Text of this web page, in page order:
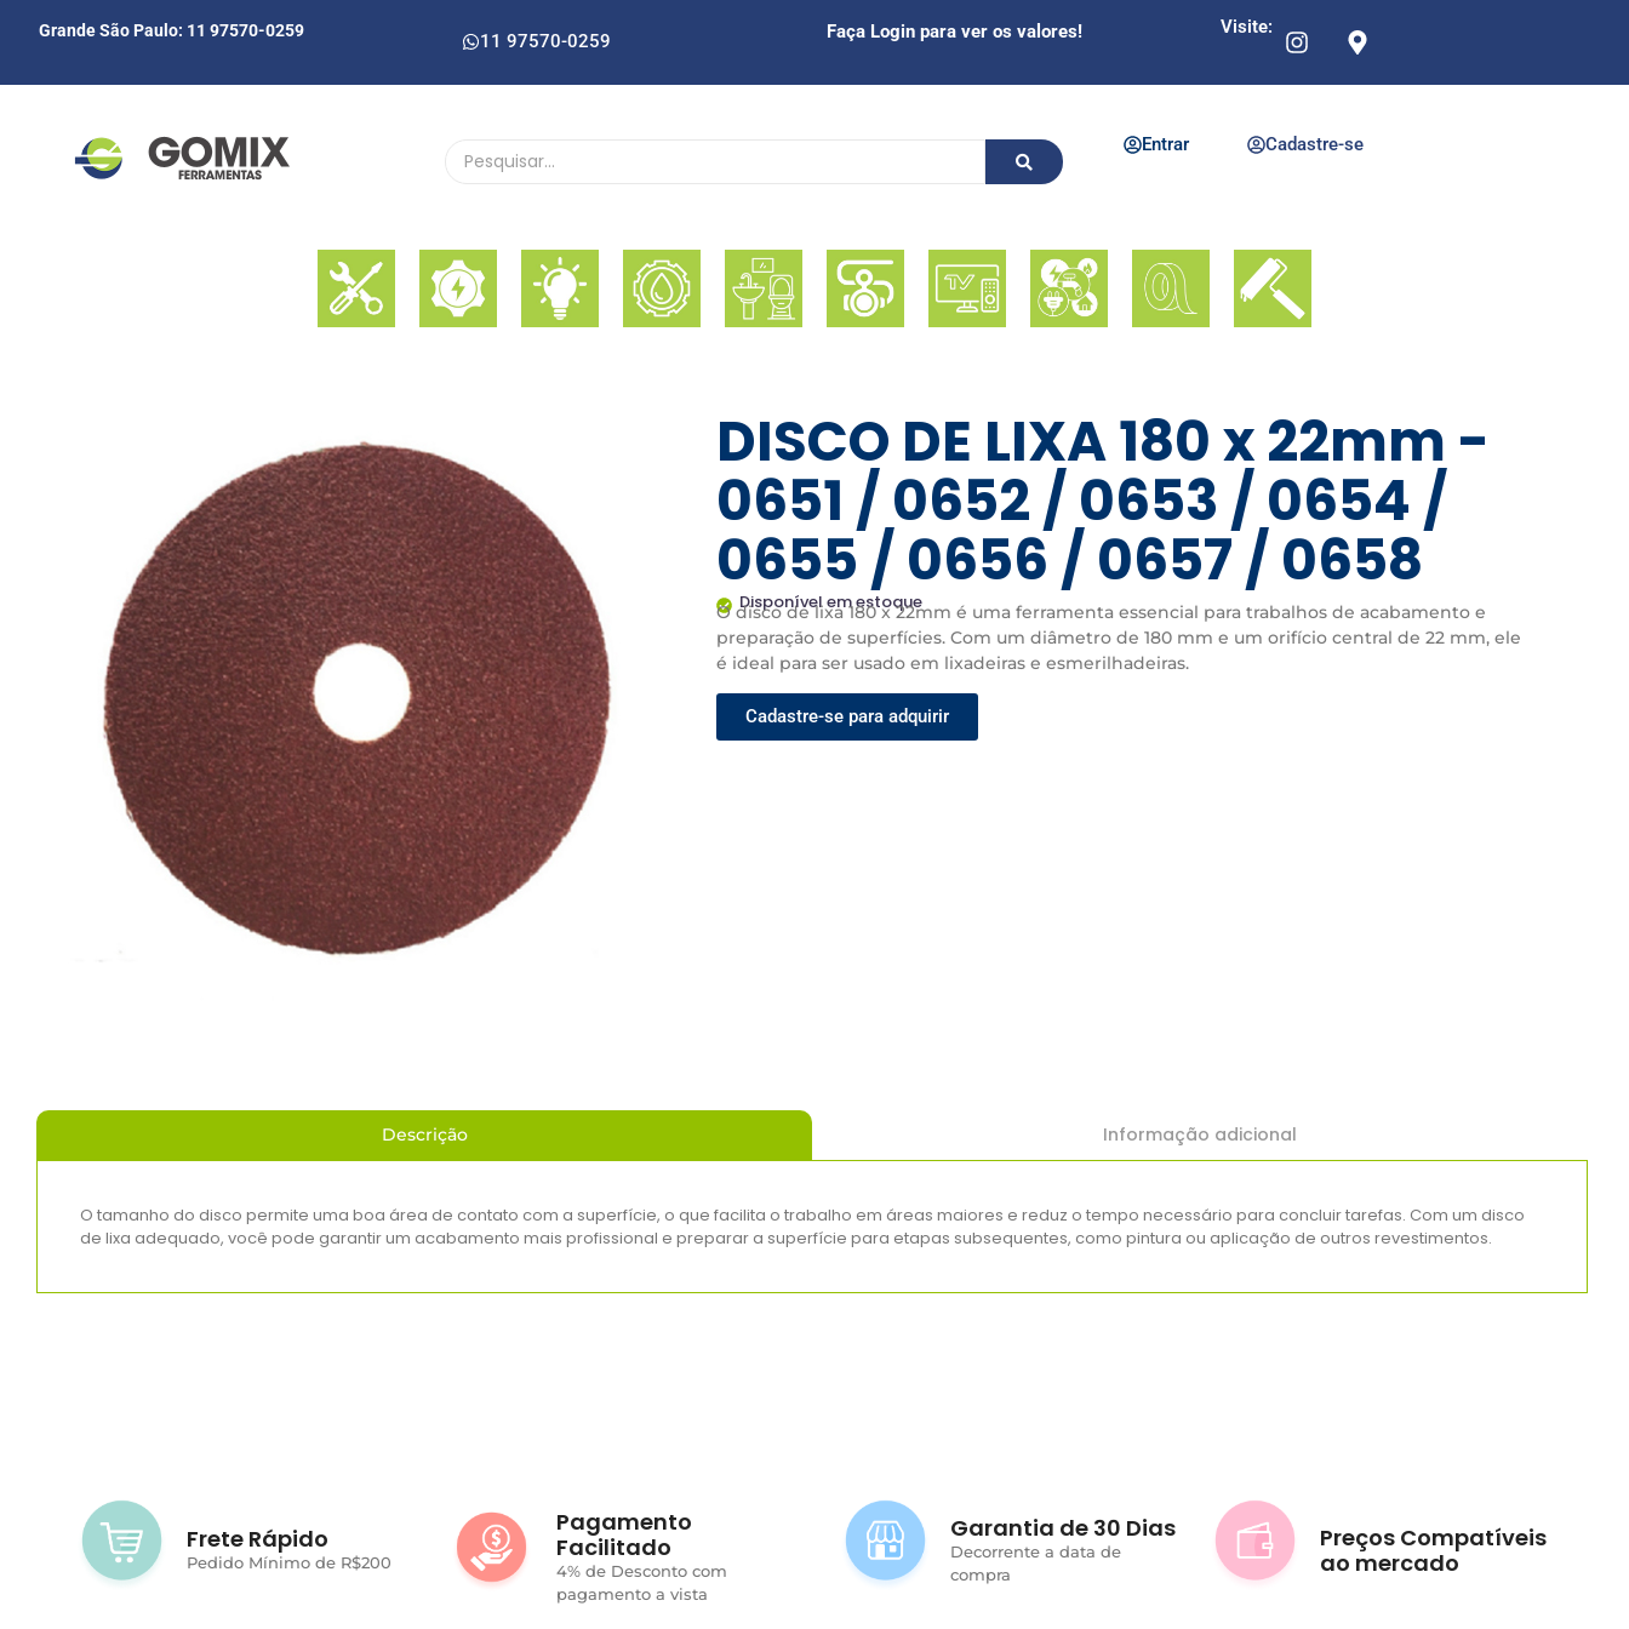
Grande São Paulo: 11 97570-0259 11 97570-0259 Faça Login para ver os valores! Visite:
Entrar Cadastre-se
DISCO DE LIXA 180 x 22mm -
0651 / 0652 / 0653 / 0654 /
0655 / 0656 / 0657 / 0658
Disponível em estoque
O disco de lixa 180 x 22mm é uma ferramenta essencial para trabalhos de acabamento e
preparação de superfícies. Com um diâmetro de 180 mm e um orifício central de 22 mm, ele
é ideal para ser usado em lixadeiras e esmerilhadeiras.
Cadastre-se para adquirir
Descrição Informação adicional
O tamanho do disco permite uma boa área de contato com a superfície, o que facilita o trabalho em áreas maiores e reduz o tempo necessário para concluir tarefas. Com um disco
de lixa adequado, você pode garantir um acabamento mais profissional e preparar a superfície para etapas subsequentes, como pintura ou aplicação de outros revestimentos.
Frete Rápido
Pedido Mínimo de R$200
Pagamento
Facilitado
4% de Desconto com
pagamento a vista
Garantia de 30 Dias
Decorrente a data de
compra
Preços Compatíveis
ao mercado